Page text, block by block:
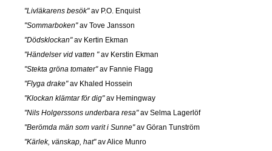
"Livläkarens besök"av P.O. Enquist
"Sommarboken"av Tove Jansson
"Dödsklockan"av Kertin Ekman
"Händelser vid vatten "av Kerstin Ekman
"Stekta gröna tomater"av Fannie Flagg
"Flyga drake"av Khaled Hossein
"Klockan klämtar för dig"av Hemingway
"Nils Holgerssons underbara resa"av Selma Lagerlöf
"Berömda män som varit i Sunne"av Göran Tunström
"Kärlek, vänskap, hat"av Alice Munro